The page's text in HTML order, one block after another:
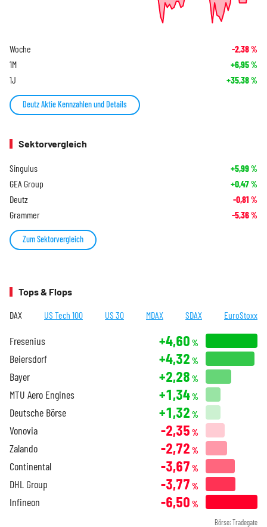
Woche -2,38%
1M +6,95%
1J +35,38%
Deutz Aktie Kennzahlen und Details
Sektorvergleich
Singulus +5,99%
GEA Group +0,47%
Deutz -0,81 %
Grammer -5,36%
Zum Sektorvergleich
Tops & Flops
DAX US Tech 100 US 30 MDAX SDAX EuroStoxx
Fresenius +4,60 %
Beiersdorf +4,32 %
Bayer +2,28 %
MTU Aero Engines +1,34%
Deutsche Börse +1,32 %
Vonovia -2,35 %
Zalando -2,72 %
Continental -3,67 %
DHL Group -3,77 %
Infineon -6,50 %
Börse: Tradegate